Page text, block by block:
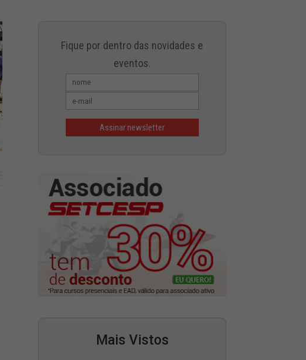
Fique por dentro das novidades e
eventos.
Mais Vistos